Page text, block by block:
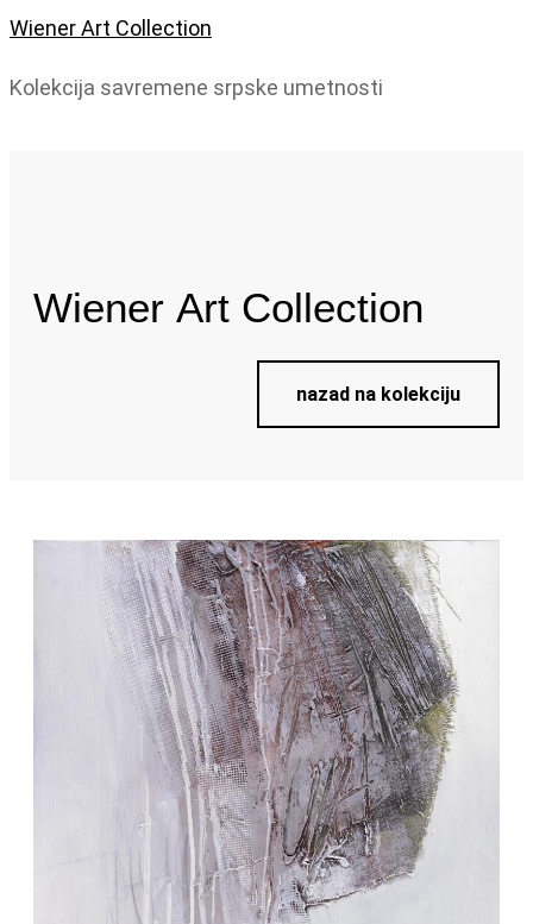
Wiener Art Collection
Kolekcija savremene srpske umetnosti
Wiener Art Collection
nazad na kolekciju